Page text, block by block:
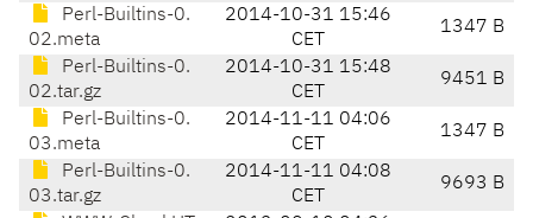
Perl-Builtins-0.
02.meta
2014-10-31 15:46
CET
1347 B
Perl-Builtins-0.
02.tar.gz
2014-10-31 15:48
CET
9451 B
Perl-Builtins-0.
03.meta
2014-11-11 04:06
CET
1347 B
Perl-Builtins-0.
03.tar.gz
2014-11-11 04:08
CET
9693 B